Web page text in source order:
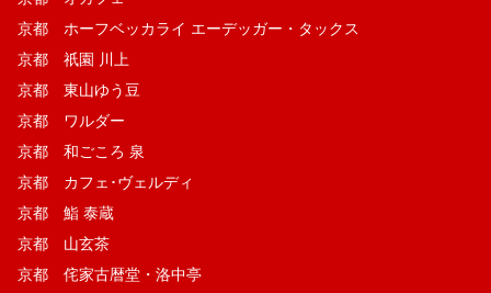
京都 ホーフベッカライ エーデッガー・タックス
京都 祇園 川上
京都 東山ゆう豆
京都 ワルダー
京都 和ごころ 泉
京都 カフェ･ヴェルディ
京都 鮨 泰蔵
京都 山玄茶
京都 侘家古暦堂・洛中亭